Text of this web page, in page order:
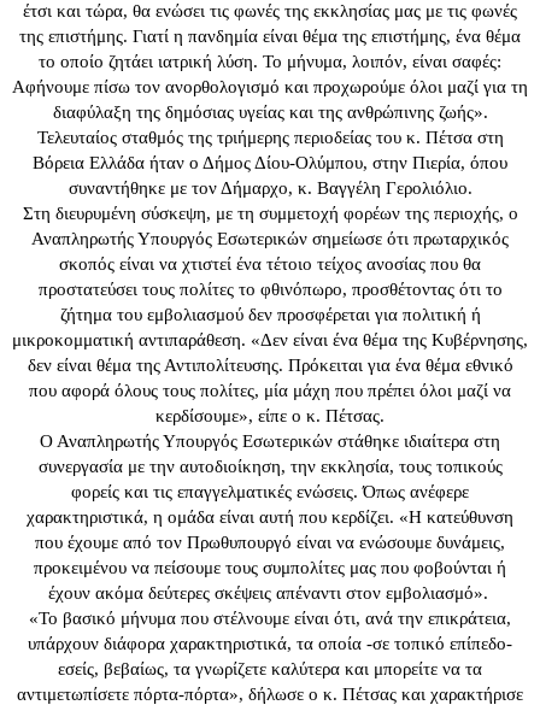
έτσι και τώρα, θα ενώσει τις φωνές της εκκλησίας μας με τις φωνές
της επιστήμης. Γιατί η πανδημία είναι θέμα της επιστήμης, ένα θέμα
το οποίο ζητάει ιατρική λύση. Το μήνυμα, λοιπόν, είναι σαφές:
Αφήνουμε πίσω τον ανορθολογισμό και προχωρούμε όλοι μαζί για τη
διαφύλαξη της δημόσιας υγείας και της ανθρώπινης ζωής».
Τελευταίος σταθμός της τριήμερης περιοδείας του κ. Πέτσα στη
Βόρεια Ελλάδα ήταν ο Δήμος Δίου-Ολύμπου, στην Πιερία, όπου
συναντήθηκε με τον Δήμαρχο, κ. Βαγγέλη Γερολιόλιο.
Στη διευρυμένη σύσκεψη, με τη συμμετοχή φορέων της περιοχής, ο
Αναπληρωτής Υπουργός Εσωτερικών σημείωσε ότι πρωταρχικός
σκοπός είναι να χτιστεί ένα τέτοιο τείχος ανοσίας που θα
προστατεύσει τους πολίτες το φθινόπωρο, προσθέτοντας ότι το
ζήτημα του εμβολιασμού δεν προσφέρεται για πολιτική ή
μικροκομματική αντιπαράθεση. «Δεν είναι ένα θέμα της Κυβέρνησης,
δεν είναι θέμα της Αντιπολίτευσης. Πρόκειται για ένα θέμα εθνικό
που αφορά όλους τους πολίτες, μία μάχη που πρέπει όλοι μαζί να
κερδίσουμε», είπε ο κ. Πέτσας.
Ο Αναπληρωτής Υπουργός Εσωτερικών στάθηκε ιδιαίτερα στη
συνεργασία με την αυτοδιοίκηση, την εκκλησία, τους τοπικούς
φορείς και τις επαγγελματικές ενώσεις. Όπως ανέφερε
χαρακτηριστικά, η ομάδα είναι αυτή που κερδίζει. «Η κατεύθυνση
που έχουμε από τον Πρωθυπουργό είναι να ενώσουμε δυνάμεις,
προκειμένου να πείσουμε τους συμπολίτες μας που φοβούνται ή
έχουν ακόμα δεύτερες σκέψεις απέναντι στον εμβολιασμό».
«Το βασικό μήνυμα που στέλνουμε είναι ότι, ανά την επικράτεια,
υπάρχουν διάφορα χαρακτηριστικά, τα οποία -σε τοπικό επίπεδο-
εσείς, βεβαίως, τα γνωρίζετε καλύτερα και μπορείτε να τα
αντιμετωπίσετε πόρτα-πόρτα», δήλωσε ο κ. Πέτσας και χαρακτήρισε